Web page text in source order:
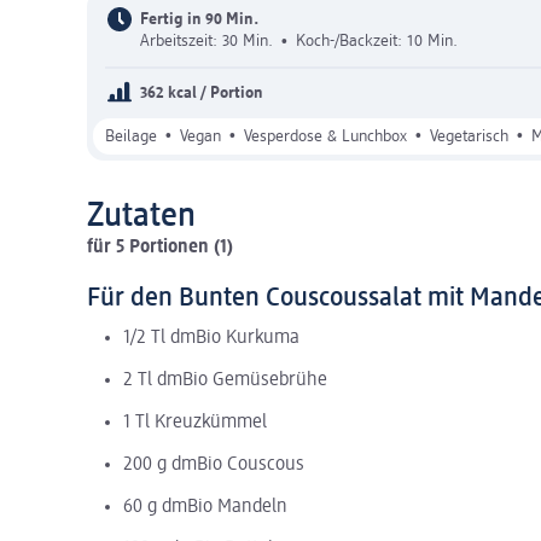
Fertig in 90 Min.
Arbeitszeit: 30 Min.
• Koch-/Backzeit: 10 Min.
362 kcal / Portion
Beilage • Vegan • Vesperdose & Lunchbox • Vegetarisch •
Zutaten
für 5 Portionen (1)
Für den Bunten Couscoussalat mit
1/2 Tl dmBio Kurkuma
2 Tl dmBio Gemüsebrühe
1 Tl Kreuzkümmel
200 g dmBio Couscous
60 g dmBio Mandeln